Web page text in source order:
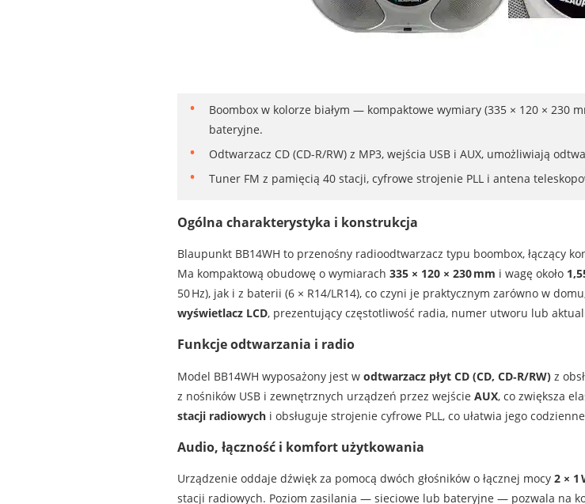
Boombox w kolorze białym — kompaktowe wymiary (335 × 120 × 230
bateryjne.
Odtwarzacz CD (CD-R/RW) z MP3, wejścia USB i AUX, umożliwiają
Tuner FM z pamięcią 40 stacji, cyfrowe strojenie PLL i antena
Ogólna charakterystyka i konstrukcja
Blaupunkt BB14WH to przenośny radioodtwarzacz typu boombox, łączący
Ma kompaktową obudowę o wymiarach 335 × 120 × 230 mm i wagę około
50 Hz), jak i z baterii (6 × R14/LR14), co czyni je praktycznym zarówno w
wyświetlacz LCD, prezentujący częstotliwość radia, numer utworu lub
Funkcje odtwarzania i radio
Model BB14WH wyposażony jest w odtwarzacz płyt CD (CD, CD‑R/RW)z
z nośników USB i zewnętrznych urządzeń przez wejście AUX, co zwiększa
stacji radiowychi obsługuje strojenie cyfrowe PLL, co ułatwia jego
Audio, łączność i komfort użytkowania
Urządzenie oddaje dźwięk za pomocą dwóch głośników o łącznej mocy 2 × 1
stacji radiowych. Poziom zasilania — sieciowe lub bateryjne — pozwala na